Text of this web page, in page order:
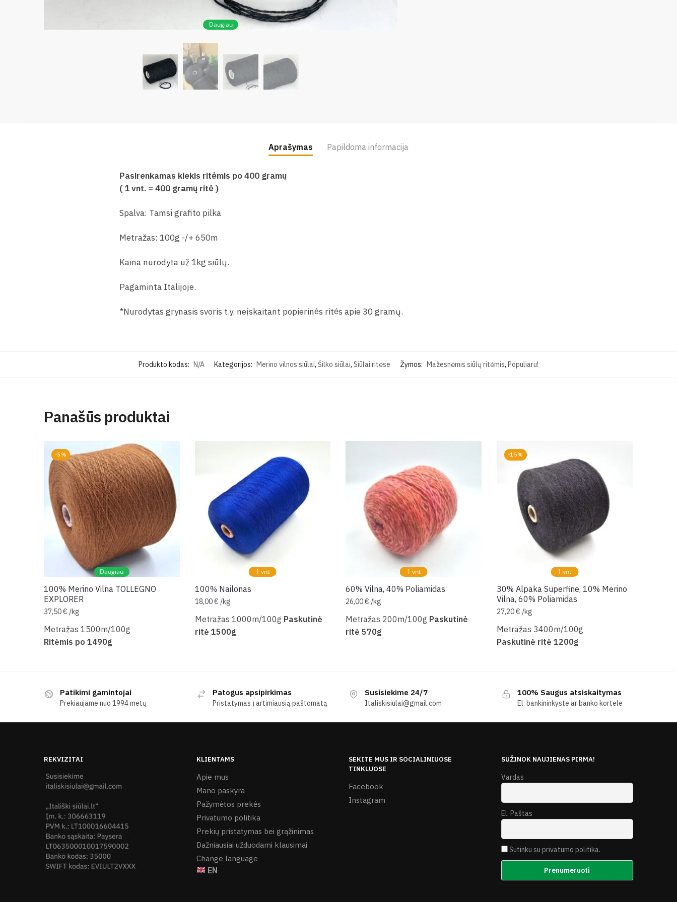
Daugiau
Aprašymas Papildoma informacija
Pasirenkamas kiekis ritėmis po 400 gramų
( 1 vnt. = 400 gramų ritė )
Spalva: Tamsi grafito pilka
Metražas: 100g -/+ 650m
Kaina nurodyta už 1kg siūlų.
Pagaminta Italijoje.
*Nurodytas grynasis svoris t.y. neįskaitant popierinės ritės apie 30 gramų.
Produkto kodas: N/A Kategorijos: Merino vilnos siūlai, Šilko siūlai, Siūlai ritėse Žymos: Mažesnėmis siūlų ritėmis, Populiaru!
Panašūs produktai
-5%
Daugiau
100% Merino Vilna TOLLEGNO
EXPLORER
37,50€ /kg
Metražas 1500m/100g
Ritėmis po 1490g
1 vnt
100% Nailonas
18,00€ /kg
Metražas 1000m/100g Paskutinė
ritė 1500g
1 vnt
60% Vilna, 40% Poliamidas
26,00€ /kg
Metražas 200m/100g Paskutinė
ritė 570g
-15%
1 vnt
30% Alpaka Superfine, 10% Merino
Vilna, 60% Poliamidas
27,20€ /kg
Metražas 3400m/100g
Paskutinė ritė 1200g
Patikimi gamintojai
Prekiaujame nuo 1994 metų
Patogus apsipirkimas
Pristatymas į artimiausią paštomatą
Susisiekime 24/7
Italiskisiulai@gmail.com
100% Saugus atsiskaitymas
El. bankininkyste ar banko kortele
REKVIZITAI KLIENTAMS
Apie mus
Mano paskyra
Pažymėtos prekės
Privatumo politika
Prekių pristatymas bei grąžinimas
Dažniausiai užduodami klausimai
Change language
EN
SEKITE MUS IR SOCIALINIUOSE
TINKLUOSE
Facebook
Instagram
SUŽINOK NAUJIENAS PIRMA!
Vardas
El. Paštas
Sutinku su privatumo politika.